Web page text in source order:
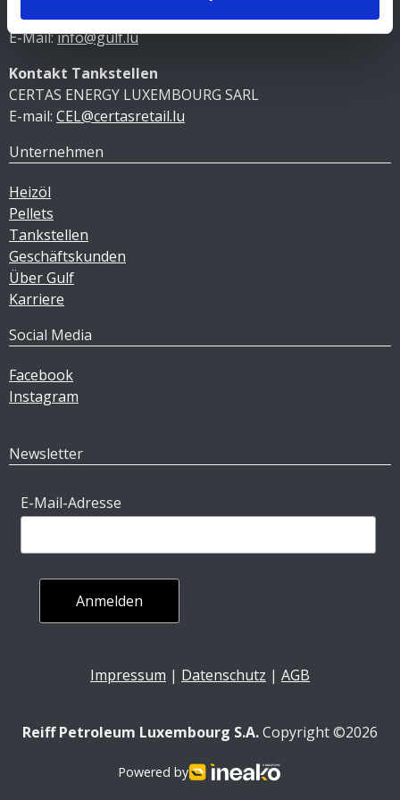
+352 92 92 92 -33
E-Mail:info@gulf.lu
Kontakt Tankstellen
CERTAS ENERGY LUXEMBOURG SARL
E-mail: CEL@certasretail.lu
Unternehmen
Heizöl
Pellets
Tankstellen
Geschäftskunden
Über Gulf
Karriere
Social Media
Facebook
Instagram
Newsletter
E-Mail-Adresse
Impressum | Datenschutz | AGB
Reiff Petroleum Luxembourg S.A.Copyright ©2026
Powered by